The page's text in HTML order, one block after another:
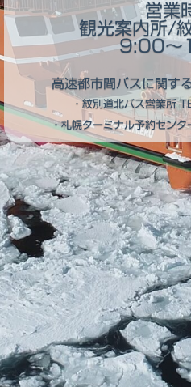
営業
観光案内所/
9:00～
高速都市間バスに関す
・紋別道北バス営業所
・札幌ターミナル予約セン